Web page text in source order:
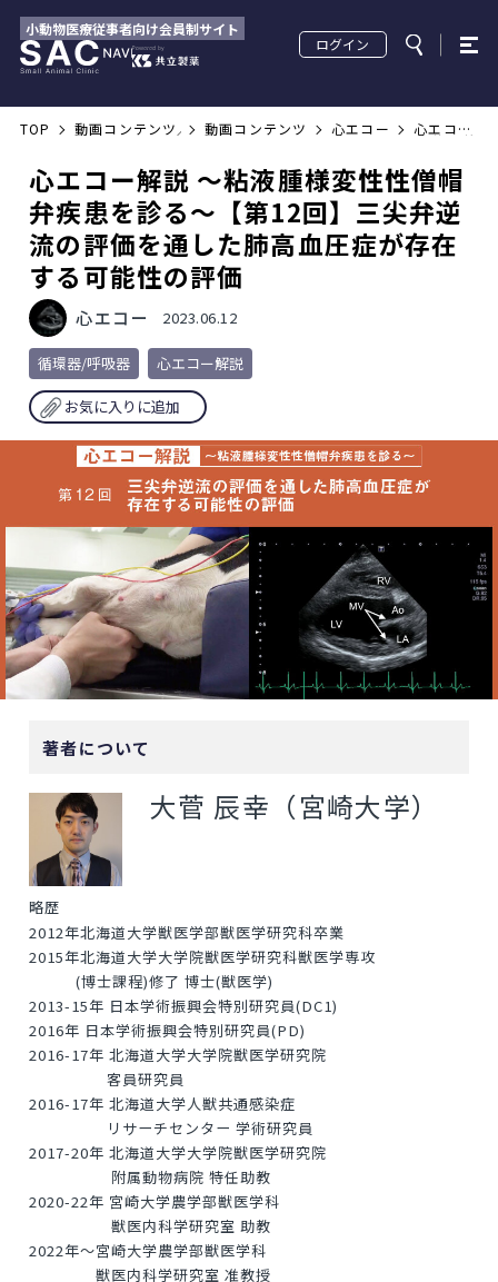
小動物医療従事者向け会員制サイト
ログイン
TOP 動画コンテンツ／配信セミナー
動画コンテンツ 心エコー 心エコー
解説 ～粘
性性僧帽
弁疾患を
診る～
【第12
回】三尖
弁逆流の
評価を通
した肺高
血圧症が
心エコー解説 ～粘液腫様変性性僧帽
弁疾患を診る～【第12回】三尖弁逆
流の評価を通した肺高血圧症が存在
する可能性の評価
心エコー 2023.06.12
循環器/呼吸器 心エコー解説
お気に入りに追加
著者について
大菅 辰幸（宮崎大学）
略歴
2012年北海道大学獣医学部獣医学研究科卒業
2015年北海道大学大学院獣医学研究科獣医学専攻
(博士課程)修了 博士(獣医学)
2013-15年 日本学術振興会特別研究員(DC1)
2016年 日本学術振興会特別研究員(PD)
2016-17年 北海道大学大学院獣医学研究院
客員研究員
2016-17年 北海道大学人獣共通感染症
リサーチセンター 学術研究員
2017-20年 北海道大学大学院獣医学研究院
附属動物病院 特任助教
2020-22年 宮崎大学農学部獣医学科
獣医内科学研究室 助教
2022年～宮崎大学農学部獣医学科
獣医内科学研究室 准教授